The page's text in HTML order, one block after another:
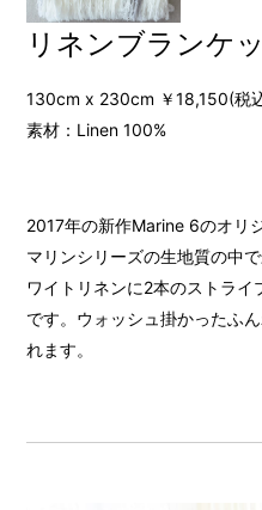
リネンブランケ
130cm x 230cm ￥18,150(税
素材：Linen 100%
2017年の新作Marine 6のオリ
マリンシリーズの生地質の中
ワイトリネンに2本のストラ
です。ウォッシュ掛かったふ
れます。